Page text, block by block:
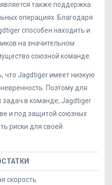
также поддержка
операциях. Благодаря
способен находить и
на значительном
союзной команде.
что Jagdtiger имеет низкую
Поэтому для
задач в команде, Jagdtiger
и под защитой союзных
риски для своей
скорость